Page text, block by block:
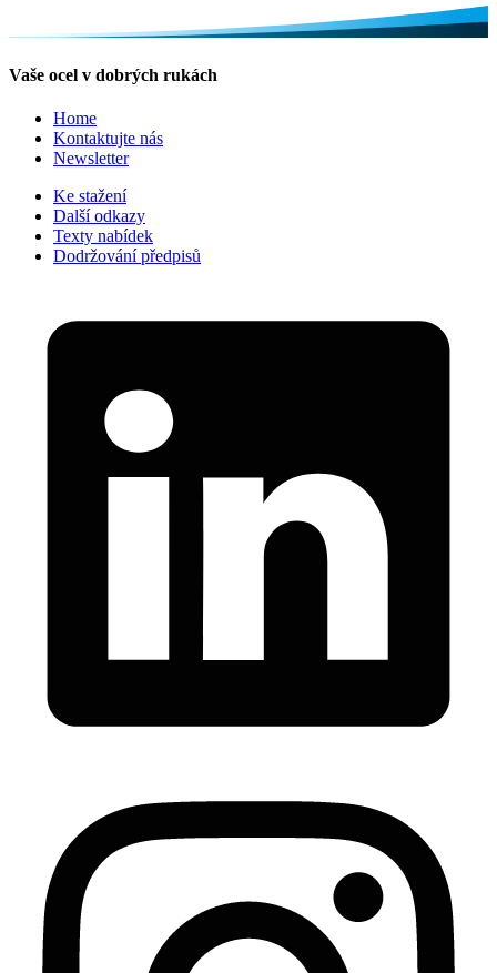
Vaše ocel v dobrých rukách
Home
Kontaktujte nás
Newsletter
Ke stažení
Další odkazy
Texty nabídek
Dodržování předpisů